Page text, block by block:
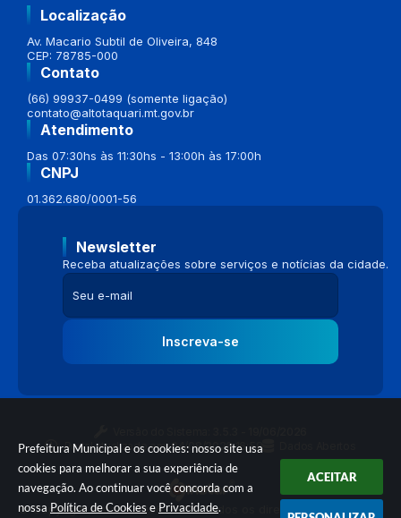
Prefeitura Municipal e os cookies: nosso site usa
cookies para melhorar a sua experiência de
navegação. Ao continuar você concorda com a
nossa Política de Cookies e Privacidade.
ACEITAR
Localização
Av. Macario Subtil de Oliveira, 848
CEP: 78785-000
Contato
(66) 99937-0499 (somente ligação)
contato@altotaquari.mt.gov.br
Atendimento
Das 07:30hs às 11:30hs - 13:00h às 17:00h
CNPJ
01.362.680/0001-56
Newsletter
Receba atualizações sobre serviços e notícias da cidade.
Inscreva-se
Portal atualizado em:04/08/2026 16:58
© Copyright Instar - 2006-2026. Todos os direitos reservados -